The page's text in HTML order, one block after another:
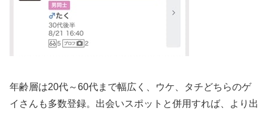
年齢層は20代～60代まで幅広く、ウケ、タチどちらのゲ
イさんも多数登録。出会いスポットと併用すれば、より出